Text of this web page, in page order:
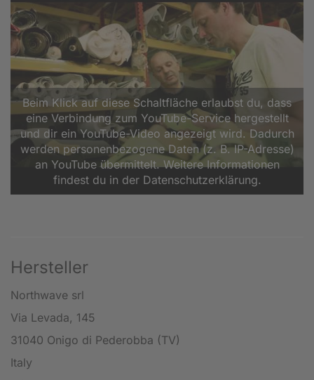
Beim Klick auf diese Schaltfläche erlaubst du, dass
eine Verbindung zum YouTube-Service hergestellt
und dir ein YouTube-Video angezeigt wird. Dadurch
werden personenbezogene Daten (z. B. IP-Adresse)
an YouTube übermittelt. Weitere Informationen
findest du in der Datenschutzerklärung.
Hersteller
Northwave srl
Via Levada, 145
31040 Onigo di Pederobba (TV)
Italy